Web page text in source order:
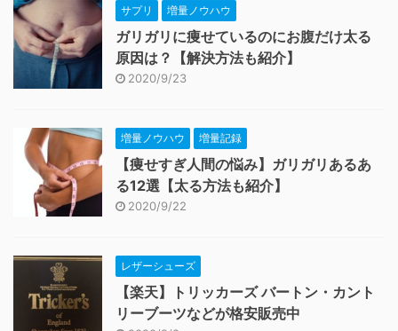
サプリ 増量ノウハウ
ガリガリに痩せているのにお腹だけ太る
原因は？【解決方法も紹介】
2020/9/23
増量ノウハウ 増量記録
【痩せすぎ人間の悩み】ガリガリあるあ
る12選【太る方法も紹介】
2020/9/22
レザーシューズ
【楽天】トリッカーズ バートン・カント
リーブーツなどが格安販売中